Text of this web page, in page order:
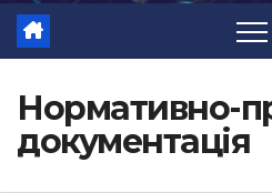
Нормативно-
документація